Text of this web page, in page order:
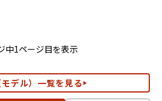
中1ページ目を表示
デル）一覧を見る